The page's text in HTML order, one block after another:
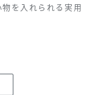
を入れられる実用